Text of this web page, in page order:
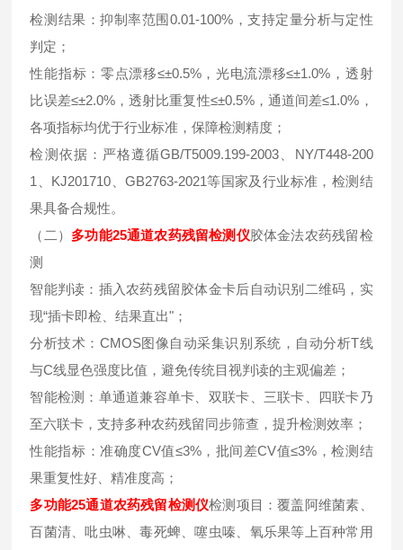
检测结果：抑制率范围0.01-100%，支持定量分析与定性
判定；
性能指标：零点漂移≤±0.5%，光电流漂移≤±1.0%，透射
比误差≤±2.0%，透射比重复性≤±0.5%，通道间差≤1.0%，
各项指标均优于行业标准，保障检测精度；
检测依据：严格遵循GB/T5009.199-2003、NY/T448-200
1、KJ201710、GB2763-2021等国家及行业标准，检测结
果具备合规性。
（二） 多功能25通道农药残留检测仪胶体金法农药残留检
测
智能判读：插入农药残留胶体金卡后自动识别二维码，实
现“插卡即检、结果直出"；
分析技术：CMOS图像自动采集识别系统，自动分析T线
与C线显色强度比值，避免传统目视判读的主观偏差；
智能检测：单通道兼容单卡、双联卡、三联卡、四联卡乃
至六联卡，支持多种农药残留同步筛查，提升检测效率；
性能指标：准确度CV值≤3%，批间差CV值≤3%，检测结
果重复性好、精准度高；
多功能25通道农药残留检测仪检测项目：覆盖阿维菌素、
百菌清、吡虫啉、毒死蜱、噻虫嗪、氧乐果等上百种常用